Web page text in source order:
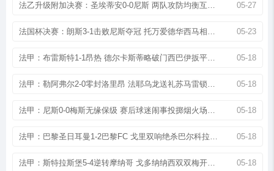
法乙升级附加决赛：圣埃蒂安0-0尼斯 两队攻防均衡互无建树 05-27
法国杯决赛：朗斯3-1击败尼斯夺冠 托万爱德华西马相继得分 05-23
法甲：布雷斯特1-1昂热 德尔卡斯蒂略破门西巴伊扳平比分 05-18
法甲：勒阿弗尔2-0零封洛里昂 法耶乌龙送礼苏马雷锁定胜局 05-18
法甲：尼斯0-0梅斯无缘保级 赛后球迷闹事投掷烟火场面混乱 05-18
法甲：巴黎圣日耳曼1-2巴黎FC 戈里双响绝杀巴尔科拉破门 05-18
法甲：斯特拉斯堡5-4逆转摩纳哥 戈多纳纳西双双梅开二度 05-18